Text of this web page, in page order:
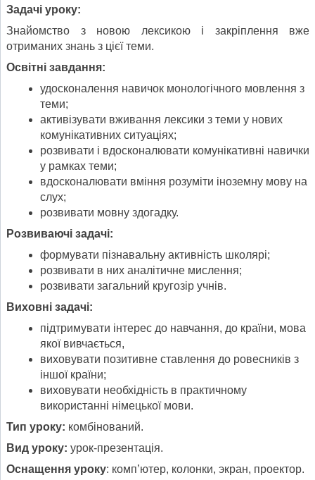
Задачі уроку:
Знайомство з новою лексикою і закріплення вже
отриманих знань з цієї теми.
Освітні завдання:
удосконалення навичок монологічного мовлення з
теми;
активізувати вживання лексики з теми у нових
комунікативних ситуаціях;
розвивати і вдосконалювати комунікативні навички
у рамках теми;
вдосконалювати вміння розуміти іноземну мову на
слух;
розвивати мовну здогадку.
Розвиваючі задачі:
формувати пізнавальну активність школярі;
розвивати в них аналітичне мислення;
розвивати загальний кругозір учнів.
Виховні задачі:
підтримувати інтерес до навчання, до країни, мова
якої вивчається,
виховувати позитивне ставлення до ровесників з
іншої країни;
виховувати необхідність в практичному
використанні німецької мови.
Тип уроку: комбінований.
Вид уроку: урок-презентація.
Оснащення уроку: комп’ютер, колонки, экран, проектор.